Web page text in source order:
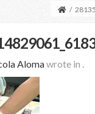
/
Alomawrote in .